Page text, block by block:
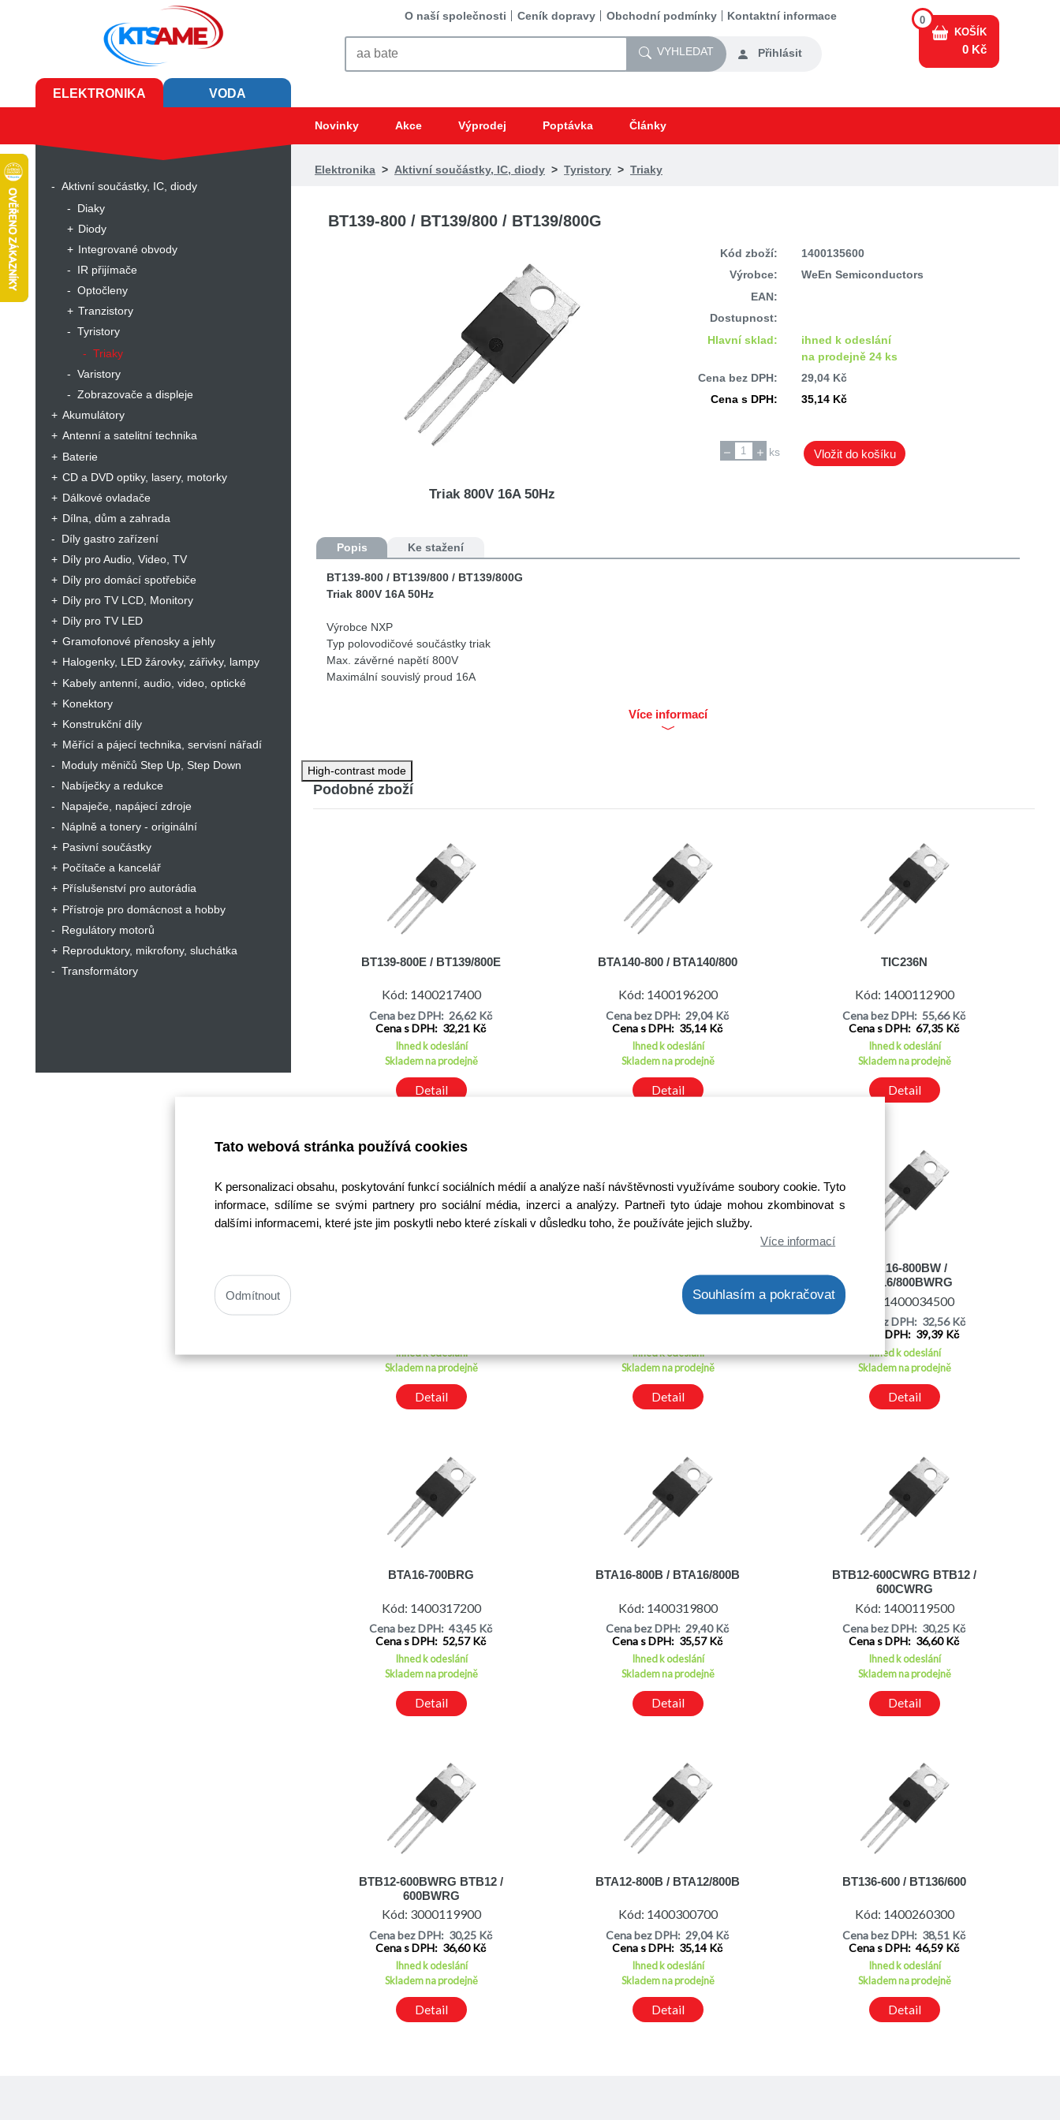
Tato webová stránka používá cookies
K personalizaci obsahu, poskytování funkcí sociálních médií a analýze naší návštěvnosti využíváme soubory cookie. Tyto
informace, sdílíme se svými partnery pro sociální média, inzerci a analýzy. Partneři tyto údaje mohou zkombinovat s
dalšími informacemi, které jste jim poskytli nebo které získali v důsledku toho, že používáte jejich služby.
Více informací
Souhlasím a pokračovat
Odmítnout
ELEKTRONIKA VODA
O naší společnosti Ceník dopravy Obchodní podmínky Kontaktní informace
Přihlásit
VYHLEDAT
0
KOŠÍK
0 Kč
Novinky Akce Výprodej Poptávka Články
Aktivní součástky, IC, diody
Diaky
Diody
Integrované obvody
IR přijímače
Optočleny
Tranzistory
Tyristory
Triaky
Varistory
Zobrazovače a displeje
Akumulátory
Antenní a satelitní technika
Baterie
CD a DVD optiky, lasery, motorky
Dálkové ovladače
Dílna, dům a zahrada
Díly gastro zařízení
Díly pro Audio, Video, TV
Díly pro domácí spotřebiče
Díly pro TV LCD, Monitory
Díly pro TV LED
Gramofonové přenosky a jehly
Halogenky, LED žárovky, zářivky, lampy
Kabely antenní, audio, video, optické
Konektory
Konstrukční díly
Měřící a pájecí technika, servisní nářadí
Moduly měničů Step Up, Step Down
Nabíječky a redukce
Napaječe, napájecí zdroje
Náplně a tonery - originální
Pasivní součástky
Počítače a kancelář
Příslušenství pro autorádia
Přístroje pro domácnost a hobby
Regulátory motorů
Reproduktory, mikrofony, sluchátka
Transformátory
Elektronika> Aktivní součástky, IC, diody> Tyristory> Triaky
BT139-800 / BT139/800 / BT139/800G
Triak 800V 16A 50Hz
Kód zboží:
1400135600
Výrobce:
WeEn Semiconductors
EAN:
Dostupnost:
Hlavní sklad:
ihned k odeslání
na prodejně 24 ks
Cena bez DPH:
29,04 Kč
Cena s DPH:
35,14 Kč
ks Vložit do košíku
Popis Ke stažení
BT139-800 / BT139/800 / BT139/800G
Triak 800V 16A 50Hz
Výrobce NXP
Typ polovodičové součástky triak
Max. závěrné napětí 800V
Maximální souvislý proud 16A
Více informací
High-contrast mode
Podobné zboží
BT139-800E / BT139/800E
Kód: 1400217400
Cena bez DPH: 26,62 Kč
Cena s DPH: 32,21 Kč
Ihned k odeslání
Skladem na prodejně
Detail
BTA140-800 / BTA140/800
Kód: 1400196200
Cena bez DPH: 29,04 Kč
Cena s DPH: 35,14 Kč
Ihned k odeslání
Skladem na prodejně
Detail
TIC236N
Kód: 1400112900
Cena bez DPH: 55,66 Kč
Cena s DPH: 67,35 Kč
Ihned k odeslání
Skladem na prodejně
Detail
Ihned k odeslání
Skladem na prodejně
Detail
Kód: 1400217500
Ihned k odeslání
Skladem na prodejně
Detail
BTA16-800BW /
BTA16/800BWRG
Kód: 1400034500
Cena bez DPH: 32,56 Kč
Cena s DPH: 39,39 Kč
Ihned k odeslání
Skladem na prodejně
Detail
BTA16-700BRG
Kód: 1400317200
Cena bez DPH: 43,45 Kč
Cena s DPH: 52,57 Kč
Ihned k odeslání
Skladem na prodejně
Detail
BTA16-800B / BTA16/800B
Kód: 1400319800
Cena bez DPH: 29,40 Kč
Cena s DPH: 35,57 Kč
Ihned k odeslání
Skladem na prodejně
Detail
BTB12-600CWRG BTB12 /
600CWRG
Kód: 1400119500
Cena bez DPH: 30,25 Kč
Cena s DPH: 36,60 Kč
Ihned k odeslání
Skladem na prodejně
Detail
BTB12-600BWRG BTB12 /
600BWRG
Kód: 3000119900
Cena bez DPH: 30,25 Kč
Cena s DPH: 36,60 Kč
Ihned k odeslání
Skladem na prodejně
Detail
BTA12-800B / BTA12/800B
Kód: 1400300700
Cena bez DPH: 29,04 Kč
Cena s DPH: 35,14 Kč
Ihned k odeslání
Skladem na prodejně
Detail
BT136-600 / BT136/600
Kód: 1400260300
Cena bez DPH: 38,51 Kč
Cena s DPH: 46,59 Kč
Ihned k odeslání
Skladem na prodejně
Detail